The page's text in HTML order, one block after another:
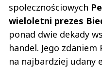
społecznościowych
wieloletni prezes
ponad dwie dekady
handel. Jego zdaniem
na najbardziej udany